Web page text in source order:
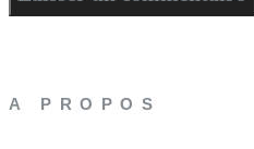
A PROPOS